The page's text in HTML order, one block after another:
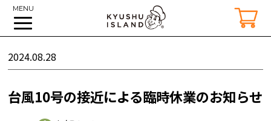
MENU
2024.08.28
台風10号の接近による臨時休業のお知らせ